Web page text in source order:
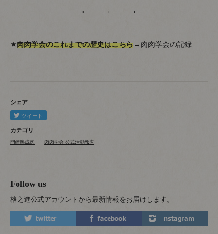
★肉肉学会のこれまでの歴史はこちら→ 肉肉学会の記録
シェア
カテゴリ
門崎熟成肉 肉肉学会 公式活動報告
Follow us
格之進公式アカウントから最新情報をお届けします。